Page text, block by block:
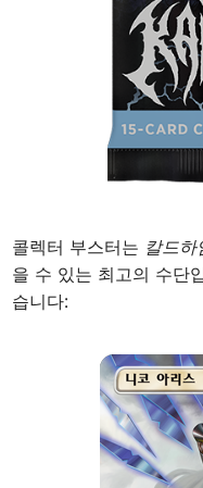
콜렉터 부스터는 칼드하
을 수 있는 최고의 수단
습니다: